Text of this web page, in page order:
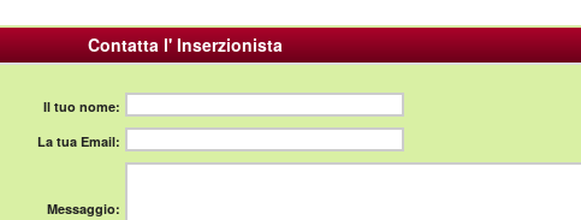
Contatta l' Inserzionista
Il tuo nome:
La tua Email:
Messaggio: